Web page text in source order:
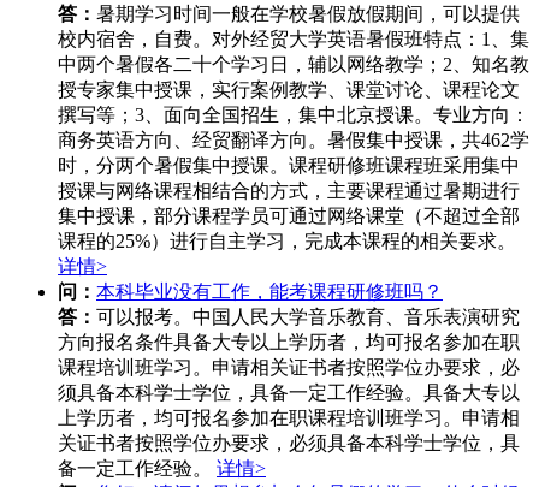
答： 暑期学习时间一般在学校暑假放假期间，可以提供
校内宿舍，自费。对外经贸大学英语暑假班特点：1、集
中两个暑假各二十个学习日，辅以网络教学；2、知名教
授专家集中授课，实行案例教学、课堂讨论、课程论文
撰写等；3、面向全国招生，集中北京授课。专业方向：
商务英语方向、经贸翻译方向。暑假集中授课，共462学
时，分两个暑假集中授课。课程研修班课程班采用集中
授课与网络课程相结合的方式，主要课程通过暑期进行
集中授课，部分课程学员可通过网络课堂（不超过全部
课程的25%）进行自主学习，完成本课程的相关要求。
详情>
问： 本科毕业没有工作，能考课程研修班吗？
答： 可以报考。中国人民大学音乐教育、音乐表演研究
方向报名条件具备大专以上学历者，均可报名参加在职
课程培训班学习。申请相关证书者按照学位办要求，必
须具备本科学士学位，具备一定工作经验。具备大专以
上学历者，均可报名参加在职课程培训班学习。申请相
关证书者按照学位办要求，必须具备本科学士学位，具
备一定工作经验。 详情>